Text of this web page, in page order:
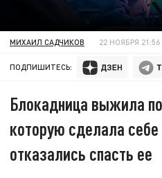
МИХАИЛ САДЧИКОВ 22 НОЯБРЯ 21:56
ПОДПИШИТЕСЬ:
Блокадница выжила
которую сделала
отказались спасть ее